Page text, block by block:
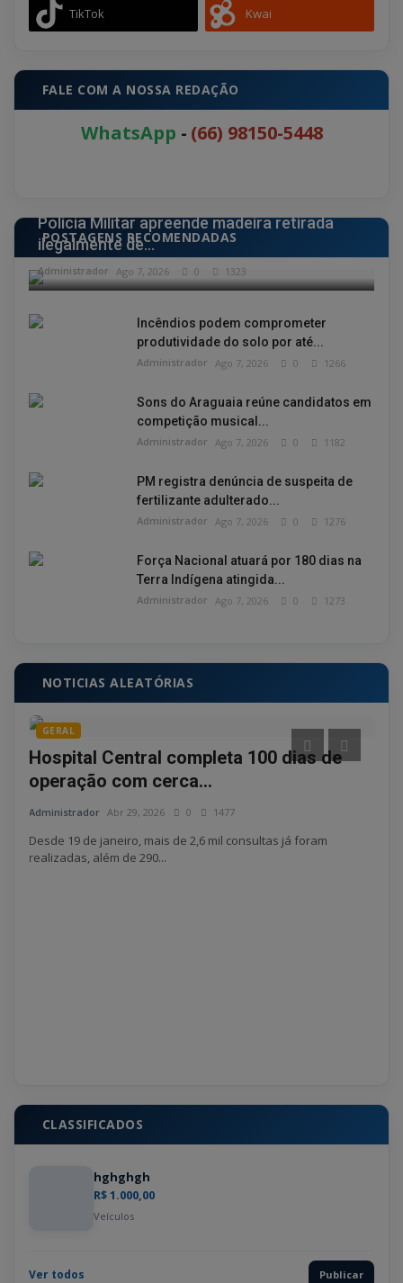
TikTok Kwai
FALE COM A NOSSA REDAÇÃO
WhatsApp - (66) 98150-5448
POSTAGENS RECOMENDADAS
Polícia Militar apreende madeira retirada
ilegalmente de...
Administrador Ago 7, 2026 0 1323
Incêndios podem comprometer
produtividade do solo por até...
Administrador Ago 7, 2026 0 1266
Sons do Araguaia reúne candidatos em
competição musical...
Administrador Ago 7, 2026 0 1182
PM registra denúncia de suspeita de
fertilizante adulterado...
Administrador Ago 7, 2026 0 1276
Força Nacional atuará por 180 dias na
Terra Indígena atingida...
Administrador Ago 7, 2026 0 1273
NOTICIAS ALEATÓRIAS
GERAL
Hospital Central completa 100 dias de
operação com cerca...
Administrador Abr 29, 2026 0 1477
Desde 19 de janeiro, mais de 2,6 mil consultas já foram
realizadas, além de 290...
CLASSIFICADOS
hghghgh
R$ 1.000,00
Veículos
Ver todos Publicar